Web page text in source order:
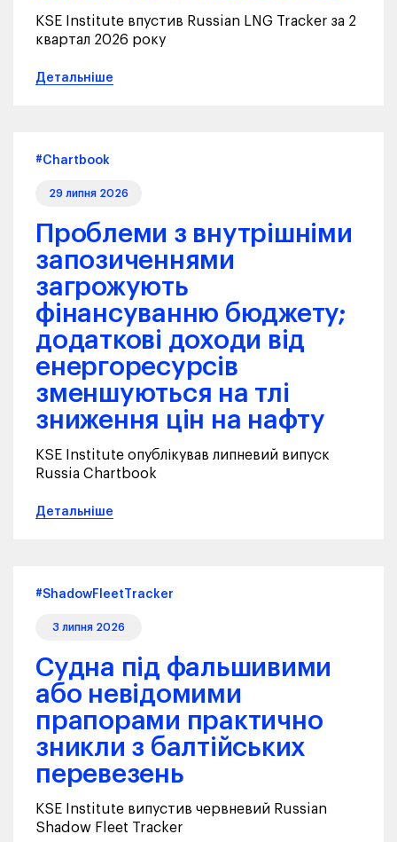
KSE Institute впустив Russian LNG Tracker за 2
квартал 2026 року
Детальніше
#Chartbook
29 липня 2026
Проблеми з внутрішніми
запозиченнями
загрожують
фінансуванню бюджету;
додаткові доходи від
енергоресурсів
зменшуються на тлі
зниження цін на нафту
KSE Institute опублікував липневий випуск
Russia Chartbook
Детальніше
#ShadowFleetTracker
3 липня 2026
Судна під фальшивими
або невідомими
прапорами практично
зникли з балтійських
перевезень
KSE Institute випустив червневий Russian
Shadow Fleet Tracker